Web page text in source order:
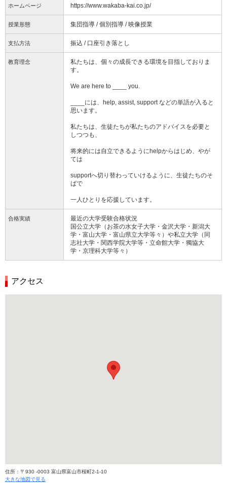
ホームページ https://www.wakaba-kai.co.jp/
授業形態 集団指導 / 個別指導 / 映像授業
支払方法 振込 / 口座引き落とし
教育理念
私たちは、個々の成長できる環境を目指しておりま
す。
We are here to ____ you.
____には、help, assist, support などの単語が入ると
思います。
私たちは、生徒たちが私たちのアドバイスを必要と
しつつも、
将来的には自立できるようにhelpからはじめ、やが
ては
supportへ切り替わっていけるように、生徒たちのそ
ばで
一人ひとりを応援しています。
合格実績
最近の大学受験合格状況
国公立大学（お茶の水女子大学・金沢大学・新潟大
学・富山大学・富山県立大学等々）や私立大学（同
志社大学・関西学院大学等・立命館大学・獨協大
学・京理科大学等々）
アクセス
住所：〒930 -0003 富山県富山市桜町2-1-10
大きな地図で見る